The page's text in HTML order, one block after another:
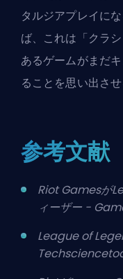
タルジアプレイに
ば、これは「クラ
あるゲームがまだ
ることを思い出さ
参考文献
Riot Gamesが
ィーザー -
League of